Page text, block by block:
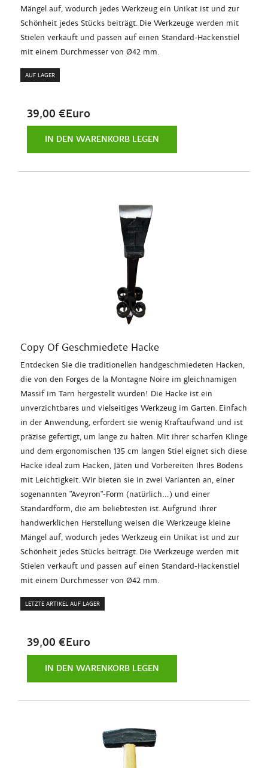
Mängel auf, wodurch jedes Werkzeug ein Unikat ist und zur
Schönheit jedes Stücks beiträgt. Die Werkzeuge werden mit
Stielen verkauft und passen auf einen Standard-Hackenstiel
mit einem Durchmesser von Ø42 mm.
AUF LAGER
39,00 €Euro
IN DEN WARENKORB LEGEN
Copy Of Geschmiedete Hacke
Entdecken Sie die traditionellen handgeschmiedeten Hacken,
die von den Forges de la Montagne Noire im gleichnamigen
Massif im Tarn hergestellt wurden! Die Hacke ist ein
unverzichtbares und vielseitiges Werkzeug im Garten. Einfach
in der Anwendung, erfordert sie wenig Kraftaufwand und ist
präzise gefertigt, um lange zu halten. Mit ihrer scharfen Klinge
und dem ergonomischen 135 cm langen Stiel eignet sich diese
Hacke ideal zum Hacken, Jäten und Vorbereiten Ihres Bodens
mit Leichtigkeit. Wir bieten sie in zwei Varianten an, einer
sogenannten "Aveyron"-Form (natürlich...) und einer
Standardform, die am beliebtesten ist. Aufgrund ihrer
handwerklichen Herstellung weisen die Werkzeuge kleine
Mängel auf, wodurch jedes Werkzeug ein Unikat ist und zur
Schönheit jedes Stücks beiträgt. Die Werkzeuge werden mit
Stielen verkauft und passen auf einen Standard-Hackenstiel
mit einem Durchmesser von Ø42 mm.
LETZTE ARTIKEL AUF LAGER
39,00 €Euro
IN DEN WARENKORB LEGEN